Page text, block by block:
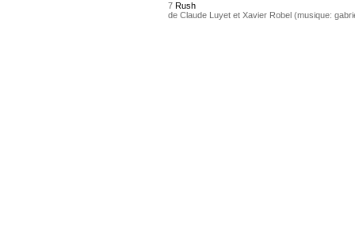
7 Rush
de Claude Luyet et Xavier Robel (musique: